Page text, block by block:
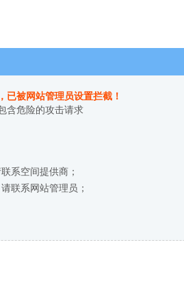
已被网站管理员设置拦截！
含危险的攻击请求
系空间提供商；
联系网站管理员；